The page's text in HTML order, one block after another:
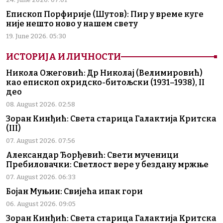
Епископ Порфирије (Шутов): Пир у време куге
није нешто ново у нашем свету
19. June 2026. 05:30
ИСТОРИЈА И ЛИЧНОСТИ
Никола Ожеговић: Др Николај (Велимировић)
као епископ охридско-битољски (1931–1938), II
део
08. August 2026. 02:58
Зоран Кинђић: Света старица Галактија Критска
(III)
07. August 2026. 07:56
Александар Ђорђевић: Свети мученици
Пребиловачки: Светлост вере у бездану мржње
07. August 2026. 06:33
Бојан Муњин: Свијећа ипак гори
06. August 2026. 09:05
Зоран Кинђић: Света старица Галактија Критска